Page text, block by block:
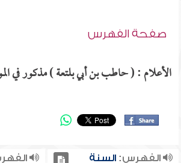
صفحة الفهرس
الأعلام : ( حاطب بن أبي بلتعة ) مذكور في
الفهرس:السنة